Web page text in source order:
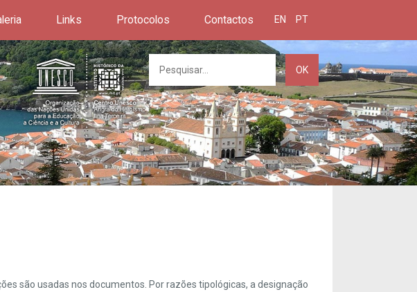
Links Protocolos Contactos EN PT
OK
são usadas nos documentos. Por razões tipológicas, a designação